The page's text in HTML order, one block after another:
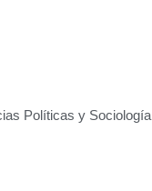
Políticas y Sociología